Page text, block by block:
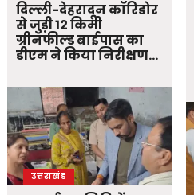
दिल्ली-देहरादून कॉरिडोर
से जुड़ी 12 किमी
ग्रीनफील्ड बाईपास का
डीएम ने किया निरीक्षण…
उत्तराखंड